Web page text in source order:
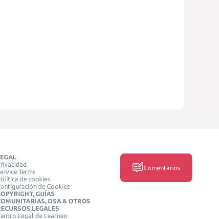
Terms
de cookies
de Cookies
GUÍAS
DSA & OTROS
LEGALES
Legal de Learneo
Comentarios